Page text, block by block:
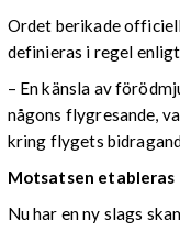
Ordet berikade
definieras i regel
– En känsla av
någons flygresande,
kring flygets
Motsatsen etableras
Nu har en ny slags